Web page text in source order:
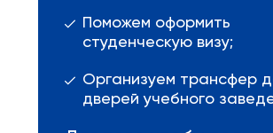
Поможем оформить
студенческую визу;
Организуем трансфер
дверей учебного